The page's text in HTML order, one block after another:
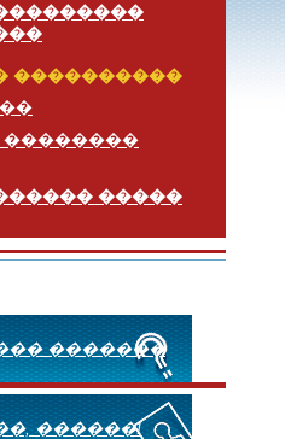
����������
��������
�����
�������
������!